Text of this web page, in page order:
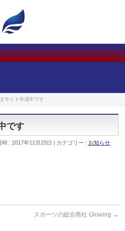
サイト作成中です
です
時 : 2017年12月23日 カテゴリー : お知らせ
スポーツの総合商社 Glowing →